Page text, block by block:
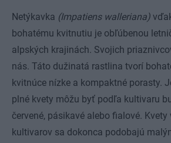
Netýkavka (Impatiens walleriana)
bohatému kvitnutiu je obľúbenou
alpských krajinách. Svojich
nás. Táto dužinatá rastlina tvorí
kvitnúce nízke a kompaktné porasty.
plné kvety môžu byť podľa kultivaru
červené, pásikavé alebo fialové. Kvety
kultivarov sa dokonca podobajú